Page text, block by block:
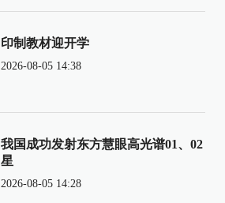
印制教材迎开学
2026-08-05 14:38
我国成功发射东方慧眼高光谱01、02
星
2026-08-05 14:28